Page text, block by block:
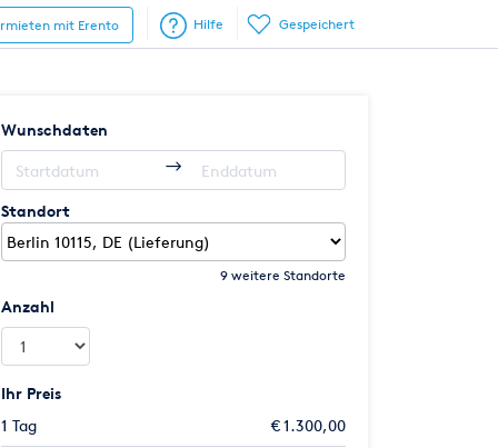
Gespeichert
mit Erento Hilfe
Wunschdaten
Standort
9 weitere Standorte
Anzahl
Ihr Preis
1 Tag
€ 1.300,00